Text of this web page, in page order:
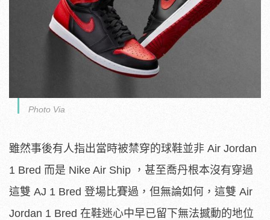
Photo Via
雖然事後有人指出當時被禁穿的球鞋並非 Air Jordan
1 Bred 而是 Nike Air Ship ，甚至喬丹根本沒有穿過
這雙 AJ 1 Bred 登場比賽過，但無論如何，這雙 Air
Jordan 1 Bred 在鞋迷心中早已留下無法撼動的地位